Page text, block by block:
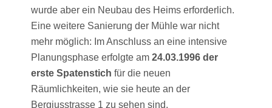
wurde aber ein Neubau des Heims erforderlich.
Eine weitere Sanierung der Mühle war nicht
mehr möglich: Im Anschluss an eine intensive
Planungsphase erfolgte am24.03.1996 der
erste Spatenstich für die neuen
Räumlichkeiten, wie sie heute an der
Bergiusstrasse 1 zu sehen sind.